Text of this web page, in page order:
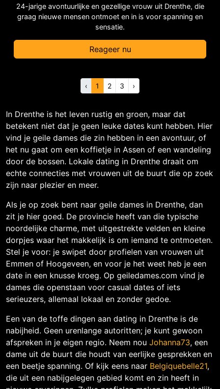
24-jarige avontuurlijke en gezellige vrouw uit Drenthe, die
graag nieuwe mensen ontmoet en in is voor spanning en
sensatie.
Reageer nu
‹ 1 2 3 ›
In Drenthe is het leven rustig en groen, maar dat
betekent niet dat je geen leuke dates kunt hebben. Hier
vind je geile dames die zin hebben in een avontuur, of
het nu gaat om een koffietje in Assen of een wandeling
door de bossen. Lokale dating in Drenthe draait om
echte connecties met vrouwen uit de buurt die op zoek
zijn naar plezier en meer.
Als je op zoek bent naar geile dames in Drenthe, dan
zit je hier goed. De provincie heeft van die typische
noordelijke charme, met uitgestrekte velden en kleine
dorpjes waar het makkelijk is om iemand te ontmoeten.
Stel je voor: je swipet door profielen van vrouwen uit
Emmen of Hoogeveen, en voor je het weet heb je een
date in een knusse kroeg. Op geiledames.com vind je
dames die openstaan voor casual dates of iets
serieuzers, allemaal lokaal en zonder gedoe.
Een van de toffe dingen aan dating in Drenthe is de
nabijheid. Geen urenlange autoritten; je kunt gewoon
afspreken in je eigen regio. Neem nou Johanna73, een
dame uit de buurt die houdt van eerlijke gesprekken en
een beetje spanning. Of kijk eens naar Belgiquebelle21,
die uit een nabijgelegen gebied komt en zin heeft in